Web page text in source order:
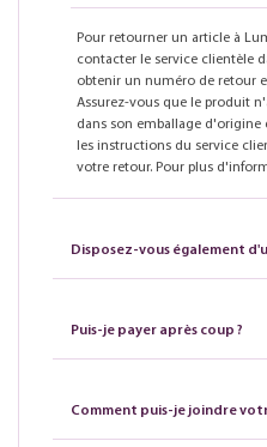
Pour retourner un article à
contacter le service clientèle
obtenir un numéro de retour
Assurez-vous que le produit
dans son emballage d'origine
les instructions du service
votre retour. Pour plus
Disposez-vous également
Puis-je payer après coup ?
Comment puis-je joindre